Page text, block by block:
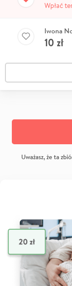
Wpłać
Iwona
10 zł
Uważasz, że ta